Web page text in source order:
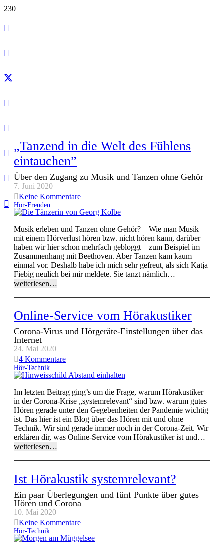
„Tanzend in die Welt des Fühlens
eintauchen”
Über den Zugang zu Musik und Tanzen ohne Gehör
7. Juni 2020
Keine Kommentare
Hör-Freuden
Musik erleben und Tanzen ohne Gehör? – Wie man Musik
mit einem Hörverlust hören bzw. nicht hören kann, darüber
haben wir hier schon mehrfach gebloggt – zum Beispiel im
Zusammenhang mit Beethoven. Aber Tanzen kam kaum
einmal vor. Deshalb habe ich mich sehr gefreut, als sich Katja
Fiebig neulich bei mir meldete. Sie tanzt nämlich…
weiterlesen…
Online-Service vom Hörakustiker
Corona-Virus und Hörgeräte-Einstellungen über das
Internet
24. Mai 2020
4 Kommentare
Hör-Technik
Im letzten Beitrag ging’s um die Frage, warum Hörakustiker
in der Corona-Krise „systemrelevant“ sind bzw. warum gutes
Hören gerade unter den Gegebenheiten der Pandemie wichtig
ist. Das hier ist ein Blog über das Hören mit und ohne
Technik. Wir sind gerade immer noch in der Corona-Zeit. Wir
erklären dir, was Online-Service vom Hörakustiker ist und…
weiterlesen…
Ist Hörakustik systemrelevant?
Ein paar Überlegungen und fünf Punkte über gutes
Hören und Corona
10. Mai 2020
Keine Kommentare
Hör-Technik